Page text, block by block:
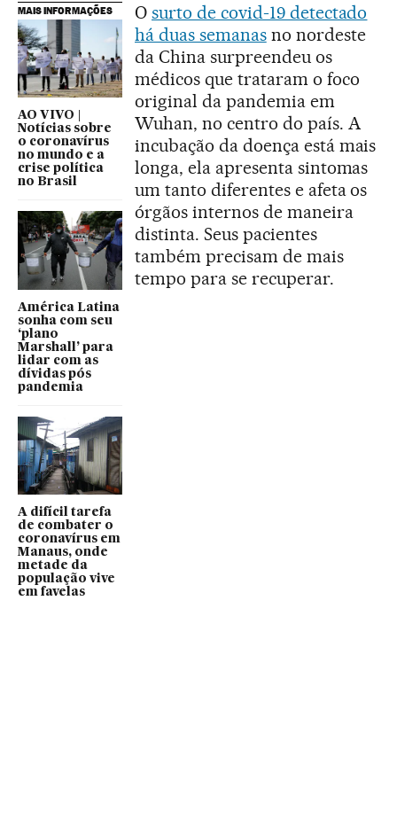
MAIS INFORMAÇÕES
AO VIVO |
Notícias sobre
o coronavírus
no mundo e a
crise política
no Brasil
América Latina
sonha com seu
‘plano
Marshall’ para
lidar com as
dívidas pós
pandemia
A difícil tarefa
de combater o
coronavírus em
Manaus, onde
metade da
população vive
em favelas
O surto de covid-19 detectado
há duas semanasno nordeste
da China surpreendeu os
médicos que trataram o foco
original da pandemia em
Wuhan, no centro do país. A
incubação da doença está mais
longa, ela apresenta sintomas
um tanto diferentes e afeta os
órgãos internos de maneira
distinta. Seus pacientes
também precisam de mais
tempo para se recuperar.